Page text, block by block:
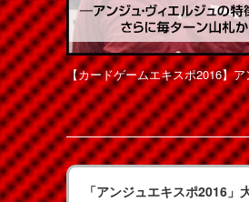
【カードゲームエキスポ2016】
「アンジュエキスポ2016」